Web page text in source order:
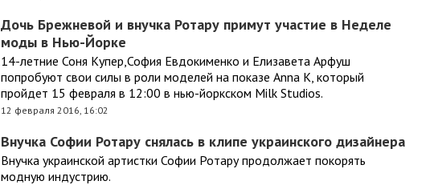
Дочь Брежневой и внучка Ротару примут участие в Неделе
моды в Нью-Йорке
14-летние Соня Купер,София Евдокименко и Елизавета Арфуш
попробуют свои силы в роли моделей на показе Anna K, который
пройдет 15 февраля в 12:00 в нью-йоркском Milk Studios.
12 февраля 2016, 16:02
Внучка Софии Ротару снялась в клипе украинского дизайнера
Внучка украинской артистки Софии Ротару продолжает покорять
модную индустрию.